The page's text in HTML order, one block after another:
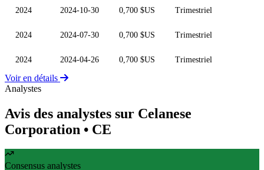
2024 2024-10-30 0,700 $US Trimestriel
2024 2024-07-30 0,700 $US Trimestriel
2024 2024-04-26 0,700 $US Trimestriel
Voir en détails
Analystes
Avis des analystes sur Celanese
Corporation • CE
Consensus analystes